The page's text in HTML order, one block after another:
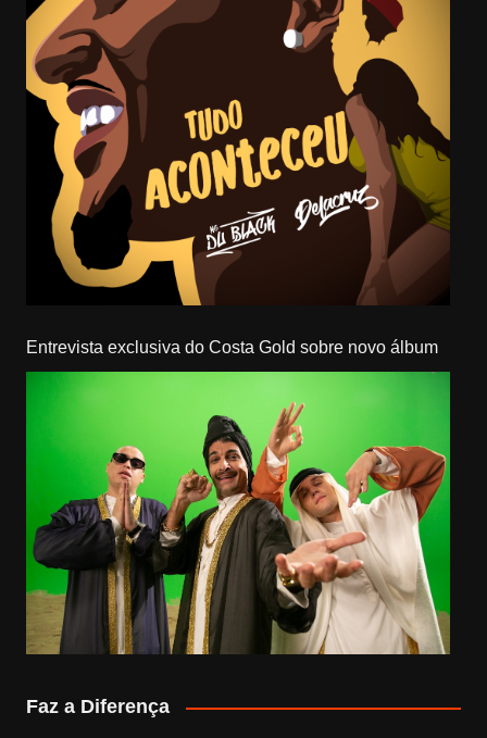
Entrevista exclusiva do Costa Gold sobre novo álbum
Faz a Diferença